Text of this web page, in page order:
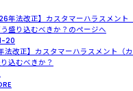
20
法改正】カスタマーハラスメント（
込むべきか？